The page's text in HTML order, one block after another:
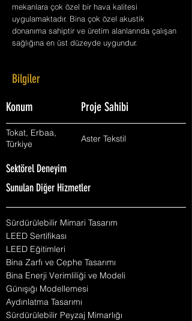
mekanlara çok özel bir hava kalitesi
uygulamaktadır. Bina çok özel akustik
donanıma sahiptir ve üretim alanlarında çalışan
sağlığına en üst düzeyde uygundur.
Bilgiler
Konum Proje Sahibi
Tokat, Erbaa,
Türkiye
Aster Tekstil
Sektörel Deneyim
Sunulan Diğer Hizmetler
Sürdürülebilir Mimari Tasarım
LEED Sertifikası
LEED Eğitimleri
Bina Zarfı ve Cephe Tasarımı
Bina Enerji Verimliliği ve Modeli
Günışığı Modellemesi
Aydınlatma Tasarımı
Sürdürülebilir Peyzaj Mimarlığı